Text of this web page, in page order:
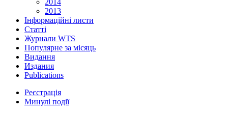
2014
2013
Інформаційні листи
Статті
Журнали WTS
Популярне за місяць
Видання
Издания
Publications
Реєстрація
Минулі події